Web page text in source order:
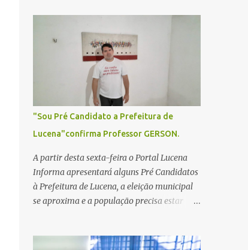
"Sou Pré Candidato a Prefeitura de
Lucena"confirma Professor GERSON.
A partir desta sexta-feira o Portal Lucena
Informa apresentará alguns Pré Candidatos
à Prefeitura de Lucena, a eleição municipal
se aproxima e a população precisa estar
articulações e possíveis junções para manter